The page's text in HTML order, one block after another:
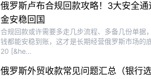
俄罗斯卢布合规回款攻略！3大安全通
金安稳回国
合规回款或许需要多走几步流程、多备几份单据
钱都能安稳到账，这才是长期经营俄罗斯市场的
20 [&he…
俄罗斯外贸收款常见问题汇总（银行